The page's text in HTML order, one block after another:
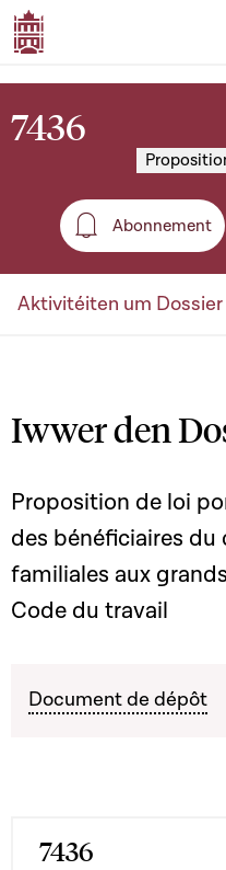
7436
Abonnement
Aktivitéiten um Dossier
Iwwer den
Proposition de loi
des bénéficiaires du
familiales aux
Code du travail
Document de dépôt
7436